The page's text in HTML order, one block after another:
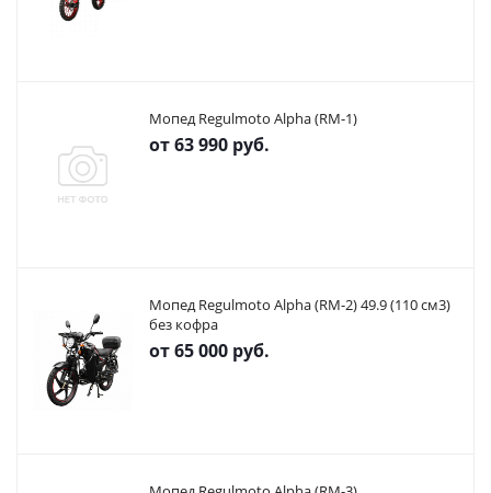
Мопед Regulmoto Alpha (RM-1)
от63 990 руб.
Мопед Regulmoto Alpha (RM-2) 49.9 (110 см3)
без кофра
от65 000 руб.